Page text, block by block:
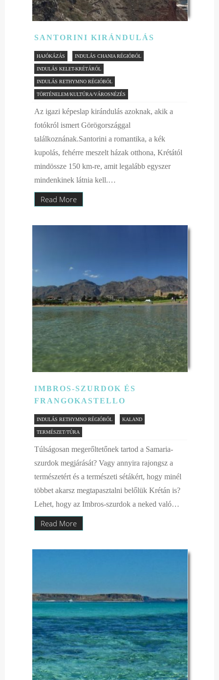
SANTORINI KIRÁNDULÁS
HAJÓKÁZÁS INDULÁS CHANIA RÉGIÓBÓL
INDULÁS KELET-KRÉTÁRÓL
INDULÁS RETHYMNO RÉGIÓBÓL
TÖRTÉNELEM/KULTÚRA/VÁROSNÉZÉS
Az igazi képeslap kirándulás azoknak, akik a
fotókról ismert Görögországgal
találkoznának.Santorini a romantika, a kék
kupolás, fehérre meszelt házak otthona, Krétától
mindössze 150 km-re, amit legalább egyszer
mindenkinek látnia kell.…
Read More
IMBROS-SZURDOK ÉS
FRANGOKASTELLO
INDULÁS RETHYMNO RÉGIÓBÓL KALAND
TERMÉSZET/TÚRA
Túlságosan megerőltetőnek tartod a Samaria-
szurdok megjárását? Vagy annyira rajongsz a
természetért és a természeti sétákért, hogy minél
többet akarsz megtapasztalni belőlük Krétán is?
Lehet, hogy az Imbros-szurdok a neked való…
Read More